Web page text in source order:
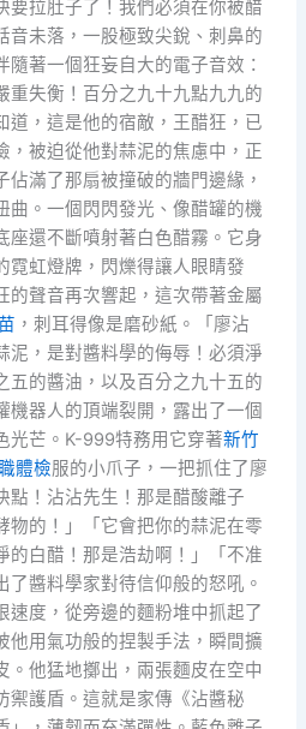
要拉肚子了！我們必須在你被醋
音未落，一股極致尖銳、刺鼻的
著一個狂妄自大的電子音效：
重失衡！百分之九十九點九九的
道，這是他的宿敵，王醋狂，已
，被迫從他對蒜泥的焦慮中，正
滿了那扇被撞破的牆門邊緣，
曲。一個閃閃發光、像醋罐的機
座還不斷噴射著白色醋霧。它身
霓虹燈牌，閃爍得讓人眼睛發
的聲音再次響起，這次帶著金屬
，刺耳得像是磨砂紙。「廖沾
泥，是對醬料學的侮辱！必須淨
五的醬油，以及百分之九十五的
機器人的頂端裂開，露出了一個
光芒。K-999特務用它穿著新竹
體檢服的小爪子，一把抓住了廖
點！沾沾先生！那是醋酸離子
物的！」「它會把你的蒜泥在零
的白醋！那是浩劫啊！」「不准
醬料學家對待信仰般的怒吼。
速度，從旁邊的麵粉堆中抓起了
他用氣功般的捏製手法，瞬間擴
。他猛地擲出，兩張麵皮在空中
禦護盾。這就是家傳《沾醬秘